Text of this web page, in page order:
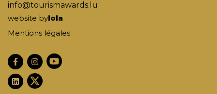
info@tourismawards.lu
website bylola
Mentions légales